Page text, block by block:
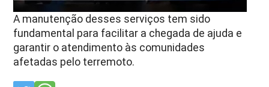
A manutenção desses serviços tem sido
fundamental para facilitar a chegada de ajuda e
garantir o atendimento às comunidades
afetadas pelo terremoto.